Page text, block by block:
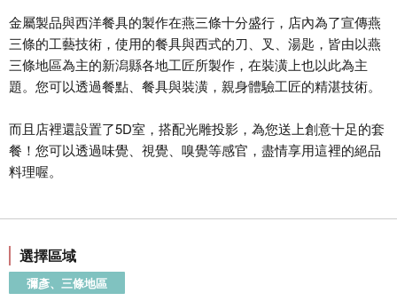
金屬製品與西洋餐具的製作在燕三條十分盛行，店內為了宣傳燕
三條的工藝技術，使用的餐具與西式的刀、叉、湯匙，皆由以燕
三條地區為主的新潟縣各地工匠所製作，在裝潢上也以此為主
題。您可以透過餐點、餐具與裝潢，親身體驗工匠的精湛技術。
而且店裡還設置了5D室，搭配光雕投影，為您送上創意十足的套
餐！您可以透過味覺、視覺、嗅覺等感官，盡情享用這裡的絕品
料理喔。
選擇區域
彌彥、三條地區